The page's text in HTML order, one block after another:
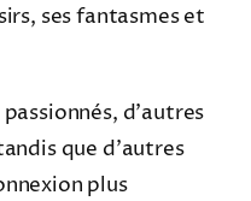
ses fantasmes et
d’autres
que d’autres
plus